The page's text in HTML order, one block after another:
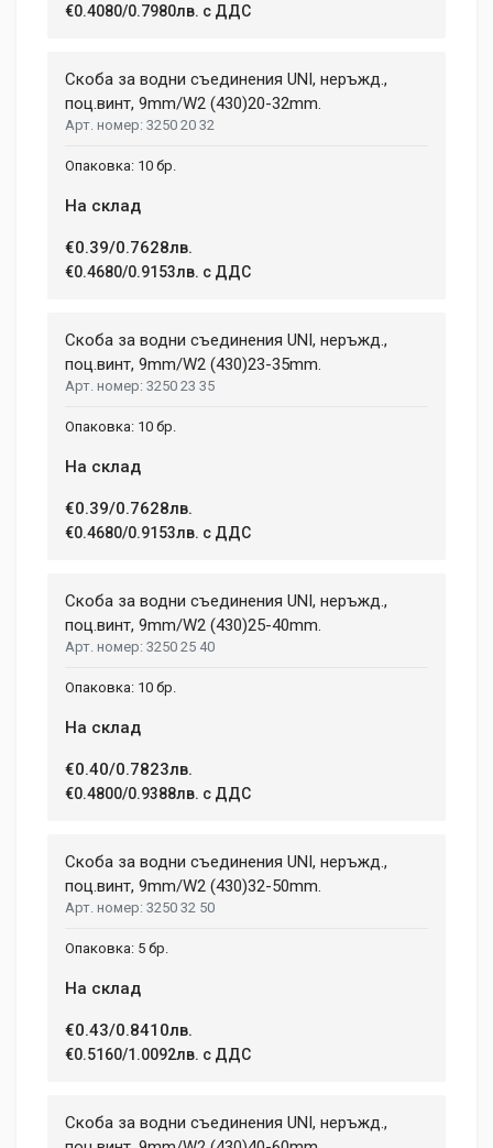
€0.4080/0.7980лв. с ДДС
Скоба за водни съединения UNI, неръжд.,
поц.винт, 9mm/W2 (430)20-32mm.
3250 20 32
10 бр.
На склад
€0.39/0.7628лв.
€0.4680/0.9153лв. с ДДС
Скоба за водни съединения UNI, неръжд.,
поц.винт, 9mm/W2 (430)23-35mm.
3250 23 35
10 бр.
На склад
€0.39/0.7628лв.
€0.4680/0.9153лв. с ДДС
Скоба за водни съединения UNI, неръжд.,
поц.винт, 9mm/W2 (430)25-40mm.
3250 25 40
10 бр.
На склад
€0.40/0.7823лв.
€0.4800/0.9388лв. с ДДС
Скоба за водни съединения UNI, неръжд.,
поц.винт, 9mm/W2 (430)32-50mm.
3250 32 50
5 бр.
На склад
€0.43/0.8410лв.
€0.5160/1.0092лв. с ДДС
Скоба за водни съединения UNI, неръжд.,